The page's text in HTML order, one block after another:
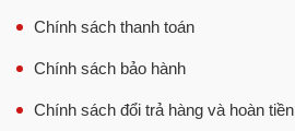
Chính sách thanh toán
Chính sách bảo hành
Chính sách đổi trả hàng và hoàn tiền